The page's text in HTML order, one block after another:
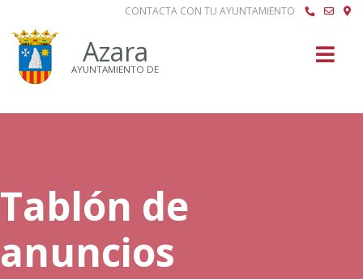
CONTACTA CON TU AYUNTAMIENTO
Azara
AYUNTAMIENTO DE
Tablón de
anuncios